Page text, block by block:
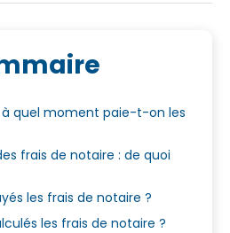
quel moment paie-t-on les
frais de notaire : de quoi
les frais de notaire ?
les frais de notaire ?